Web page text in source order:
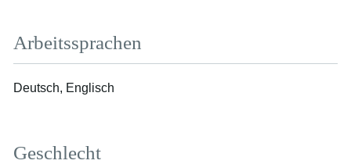
Arbeitssprachen
Deutsch, Englisch
Geschlecht